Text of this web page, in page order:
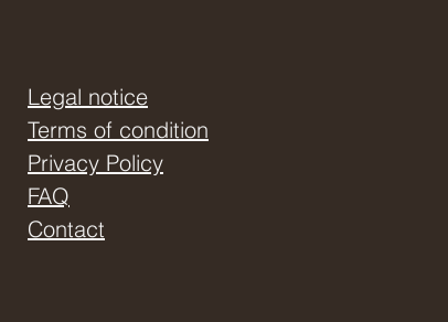
Legal notice
Terms of condition
Privacy Policy
FAQ
Contact